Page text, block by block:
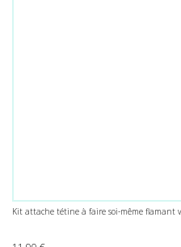
Kit attache tétine à faire soi-même